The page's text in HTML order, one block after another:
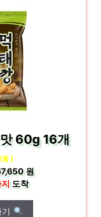
60g 16개
품 ]
원
도착